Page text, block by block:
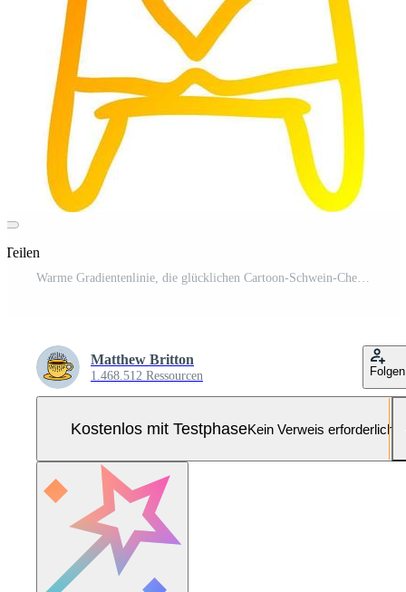
Teilen
Warme Gradientenlinie, die glücklichen Cartoon-Schwein-Chef zeichnet Pro-Vektor und Pro-SVG
Matthew Britton
1.468.512 Ressourcen Folgen
Kostenlos mit TestphaseKein Verweis erforderlich